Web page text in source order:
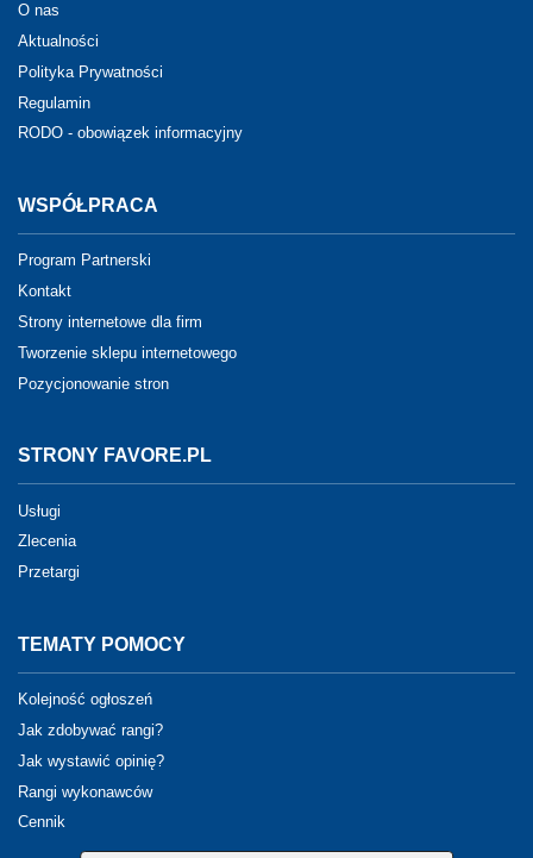
O nas
Aktualności
Polityka Prywatności
Regulamin
RODO - obowiązek informacyjny
WSPÓŁPRACA
Program Partnerski
Kontakt
Strony internetowe dla firm
Tworzenie sklepu internetowego
Pozycjonowanie stron
STRONY FAVORE.PL
Usługi
Zlecenia
Przetargi
TEMATY POMOCY
Kolejność ogłoszeń
Jak zdobywać rangi?
Jak wystawić opinię?
Rangi wykonawców
Cennik